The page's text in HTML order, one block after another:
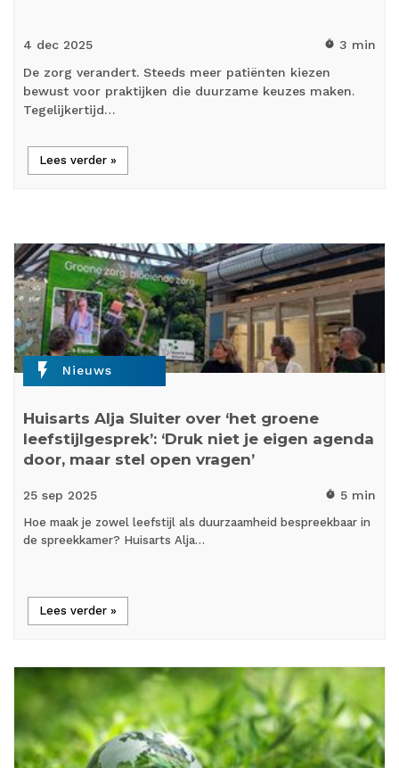
4 dec 2025 timer 3 min
De zorg verandert. Steeds meer patiënten kiezen
bewust voor praktijken die duurzame keuzes maken.
Tegelijkertijd…
Lees verder »
flash_on Nieuws
Huisarts Alja Sluiter over ‘het groene
leefstijlgesprek’: ‘Druk niet je eigen agenda
door, maar stel open vragen’
25 sep 2025 timer 5 min
Hoe maak je zowel leefstijl als duurzaamheid bespreekbaar in
de spreekkamer? Huisarts Alja…
Lees verder »